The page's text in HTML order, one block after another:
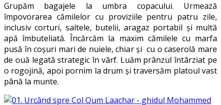
Grupăm bagajele la umbra copacului. Urmează
împovorarea cămilelor cu proviziile pentru patru zile,
inclusiv corturi, saltele, butelii, aragaz portabil şi multă
apă îmbuteliată. Încărcăm la maxim cămilele cu marfa
pusă în coşuri mari de nuiele, chiar şi cu o caserolă mare
de ouă legată strategic în vârf. Luăm prânzul întârziat pe
o rogojină, apoi pornim la drum şi traversăm platoul vast
până la munte.